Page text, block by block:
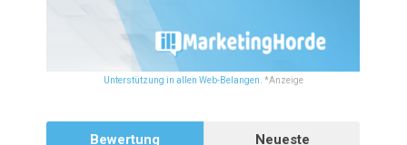
Unterstützung in allen Web-Belangen. *Anzeige
Bewertung Neueste